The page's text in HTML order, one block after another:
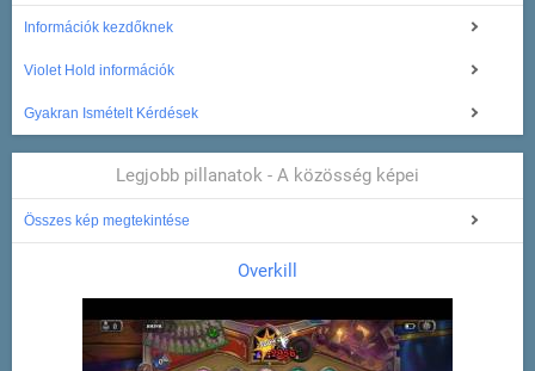
Információk kezdőknek
Violet Hold információk
Gyakran Ismételt Kérdések
Legjobb pillanatok - A közösség képei
Összes kép megtekintése
Overkill